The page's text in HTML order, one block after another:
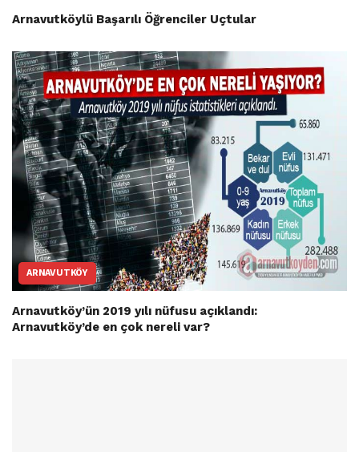
Arnavutköylü Başarılı Öğrenciler Uçtular
ARNAVUTKÖY
Arnavutköy’ün 2019 yılı nüfusu açıklandı:
Arnavutköy’de en çok nereli var?